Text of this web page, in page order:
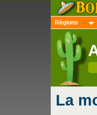
Régions
La